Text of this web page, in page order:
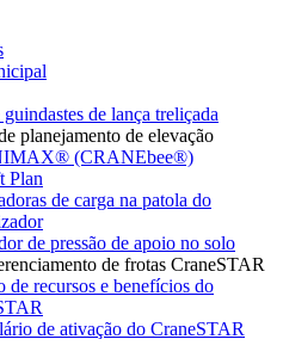
de lança treliçada
planejamento de elevação
(CRANEbee®)
Plan
de carga na patola do
de pressão de apoio no solo
de frotas CraneSTAR
de recursos e benefícios do
de ativação do CraneSTAR